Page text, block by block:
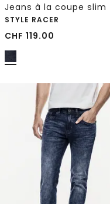
Jeans à la coupe slim
STYLE RACER
CHF 119.00